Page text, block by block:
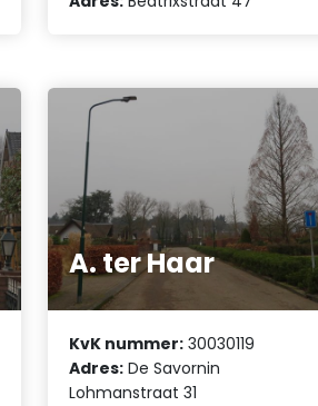
A. ter Haar
KvK nummer: 30030119
Adres: De Savornin
Lohmanstraat 31